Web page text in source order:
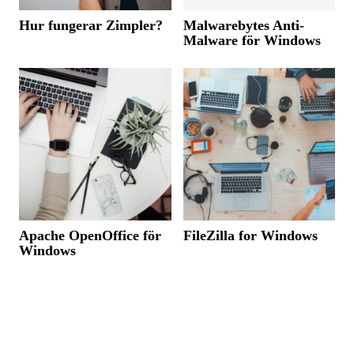
Hur fungerar Zimpler?
Malwarebytes Anti-
Malware för Windows
Apache OpenOffice för
Windows
FileZilla for Windows